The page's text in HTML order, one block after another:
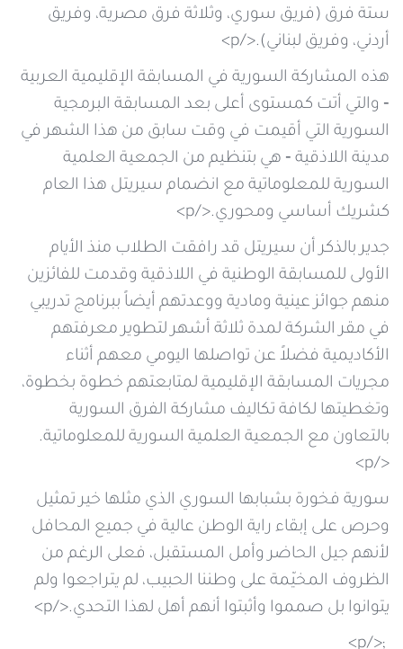
ستة فرق (فريق سوري، وثلاثة فرق مصرية، وفريق
أردني، وفريق لبناني).</p>
هذه المشاركة السورية في المسابقة الإقليمية العربية
‐ والتي أتت كمستوى أعلى بعد المسابقة البرمجية
السورية التي أقيمت في وقت سابق من هذا الشهر في
مدينة اللاذقية ‐ هي بتنظيم من الجمعية العلمية
السورية للمعلوماتية مع انضمام سيريتل هذا العام
كشريك أساسي ومحوري.</p>
جدير بالذكر أن سيريتل قد رافقت الطلاب منذ الأيام
الأولى للمسابقة الوطنية في اللاذقية وقدمت للفائزين
منهم جوائز عينية ومادية ووعدتهم أيضاً ببرنامج تدريبي
في مقر الشركة لمدة ثلاثة أشهر لتطوير معرفتهم
الأكاديمية فضلاً عن تواصلها اليومي معهم أثناء
مجريات المسابقة الإقليمية لمتابعتهم خطوة بخطوة،
وتغطيتها لكافة تكاليف مشاركة الفرق السورية
بالتعاون مع الجمعية العلمية السورية للمعلوماتية.
</p>
سورية فخورة بشبابها السوري الذي مثلها خير تمثيل
وحرص على إبقاء راية الوطن عالية في جميع المحافل
لأنهم جيل الحاضر وأمل المستقبل، فعلى الرغم من
الظروف المخيّمة على وطننا الحبيب، لم يتراجعوا ولم
يتوانوا بل صمموا وأثبتوا أنهم أهل لهذا التحدي.</p>
;</p>